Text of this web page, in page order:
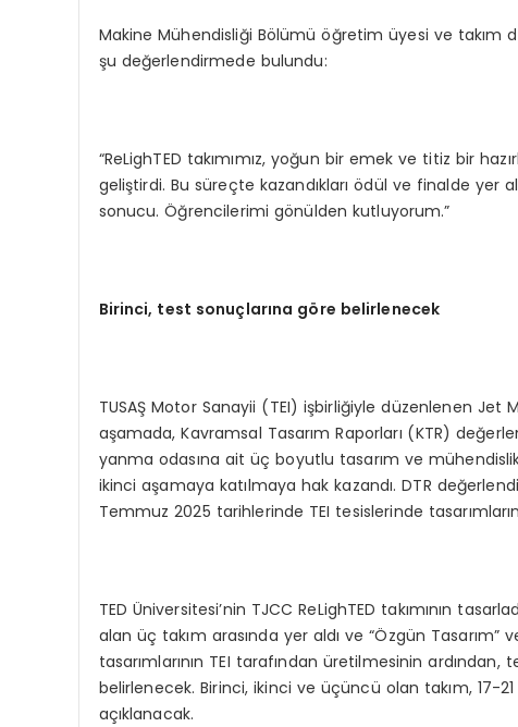
Makine Mühendisliği Bölümü öğretim üyesi ve takım
şu değerlendirmede bulundu:
“ReLighTED takımımız, yoğun bir emek ve titiz bir
geliştirdi. Bu süreçte kazandıkları ödül ve finalde yer
sonucu. Öğrencilerimi gönülden kutluyorum.”
Birinci, test sonuçlarına göre belirlenecek
TUSAŞ Motor Sanayii (TEI) işbirliğiyle düzenlenen Jet
aşamada, Kavramsal Tasarım Raporları (KTR)
yanma odasına ait üç boyutlu tasarım ve
ikinci aşamaya katılmaya hak kazandı. DTR
Temmuz 2025 tarihlerinde TEI tesislerinde
TED Üniversitesi’nin TJCC ReLighTED takımının
alan üç takım arasında yer aldı ve “Özgün Tasarım”
tasarımlarının TEI tarafından üretilmesinin ardından,
belirlenecek. Birinci, ikinci ve üçüncü olan takım, 17-
açıklanacak.